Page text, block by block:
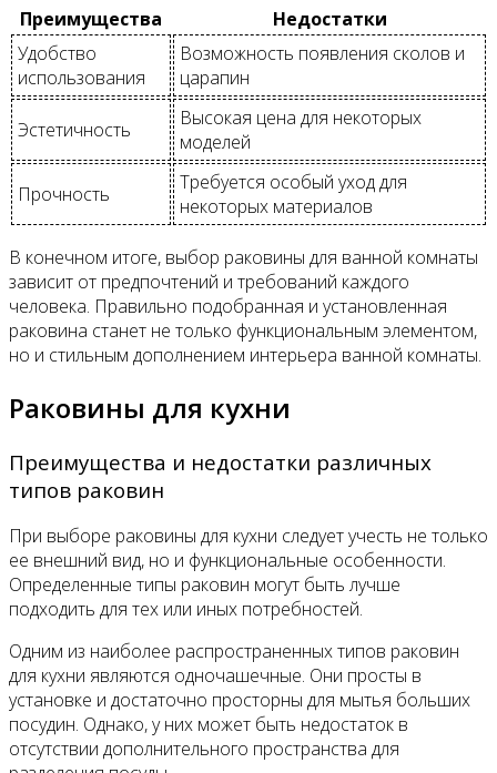
Преимущества
Недостатки
Удобство
использования
Возможность появления сколов и
царапин
Эстетичность
Высокая цена для некоторых
моделей
Прочность
Требуется особый уход для
некоторых материалов
В конечном итоге, выбор раковины для ванной комнаты
зависит от предпочтений и требований каждого
человека. Правильно подобранная и установленная
раковина станет не только функциональным элементом,
но и стильным дополнением интерьера ванной комнаты.
Раковины для кухни
Преимущества и недостатки различных
типов раковин
При выборе раковины для кухни следует учесть не только
ее внешний вид, но и функциональные особенности.
Определенные типы раковин могут быть лучше
подходить для тех или иных потребностей.
Одним из наиболее распространенных типов раковин
для кухни являются одночашечные. Они просты в
установке и достаточно просторны для мытья больших
посудин. Однако, у них может быть недостаток в
отсутствии дополнительного пространства для